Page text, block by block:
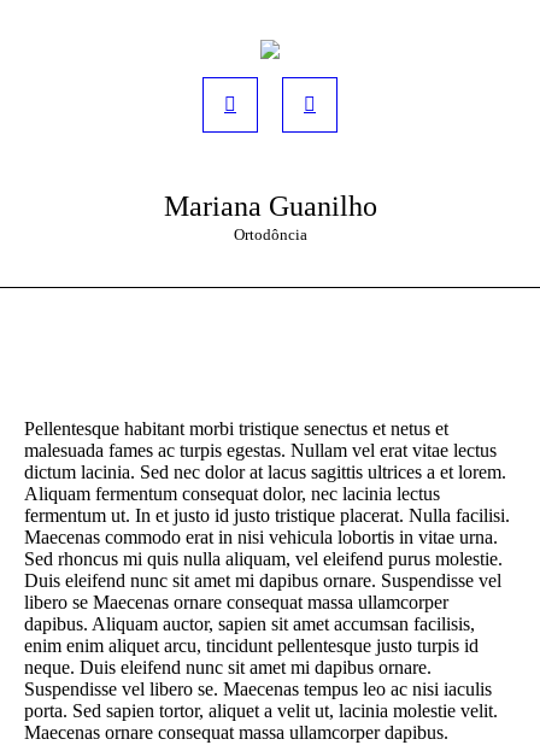
Mariana Guanilho
Ortodôncia
Pellentesque habitant morbi tristique senectus et netus et
malesuada fames ac turpis egestas. Nullam vel erat vitae lectus
dictum lacinia. Sed nec dolor at lacus sagittis ultrices a et lorem.
Aliquam fermentum consequat dolor, nec lacinia lectus
fermentum ut. In et justo id justo tristique placerat. Nulla facilisi.
Maecenas commodo erat in nisi vehicula lobortis in vitae urna.
Sed rhoncus mi quis nulla aliquam, vel eleifend purus molestie.
Duis eleifend nunc sit amet mi dapibus ornare. Suspendisse vel
libero se Maecenas ornare consequat massa ullamcorper
dapibus. Aliquam auctor, sapien sit amet accumsan facilisis,
enim enim aliquet arcu, tincidunt pellentesque justo turpis id
neque. Duis eleifend nunc sit amet mi dapibus ornare.
Suspendisse vel libero se. Maecenas tempus leo ac nisi iaculis
porta. Sed sapien tortor, aliquet a velit ut, lacinia molestie velit.
Maecenas ornare consequat massa ullamcorper dapibus.